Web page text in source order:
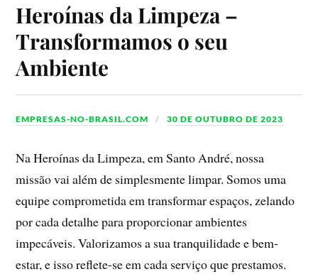
Heroínas da Limpeza –
Transformamos o seu
Ambiente
EMPRESAS-NO-BRASIL.COM 30 DE OUTUBRO DE 2023
Na Heroínas da Limpeza, em Santo André, nossa
missão vai além de simplesmente limpar. Somos uma
equipe comprometida em transformar espaços, zelando
por cada detalhe para proporcionar ambientes
impecáveis. Valorizamos a sua tranquilidade e bem-
estar, e isso reflete-se em cada serviço que prestamos.